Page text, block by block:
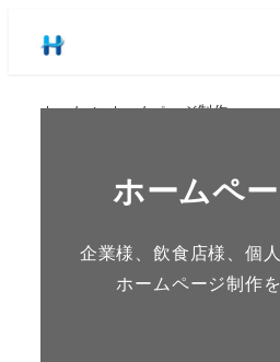
ホーム ホームページ制作
ホームペ
企業様、飲食店様、個
ホームページ制作